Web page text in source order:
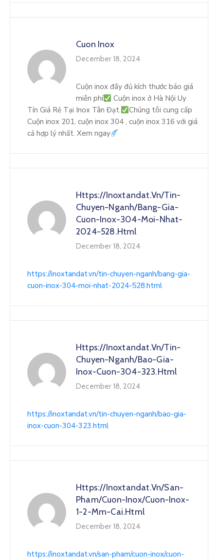
Cuon Inox
December 18, 2024
Cuộn inox đầy đủ kích thước báo giá
miễn phí
Cuộn inox ở Hà Nội Uy
Tín Giá Rẻ Tại Inox Tân Đạt.
Chúng tôi cung cấp
Cuộn inox 201, cuộn inox 304 , cuộn inox 316 với giá
cả hợp lý nhất. Xem ngay
Https://inoxtandat.vn/tin-
Chuyen-Nganh/bang-Gia-
Cuon-Inox-304-Moi-Nhat-
2024-528.html
December 18, 2024
https://inoxtandat.vn/tin-chuyen-nganh/bang-gia-
cuon-inox-304-moi-nhat-2024-528.html
Https://inoxtandat.vn/tin-
Chuyen-Nganh/bao-Gia-
Inox-Cuon-304-323.html
December 18, 2024
https://inoxtandat.vn/tin-chuyen-nganh/bao-gia-
inox-cuon-304-323.html
Https://inoxtandat.vn/san-
Pham/cuon-Inox/cuon-Inox-
1-2-Mm-Cai.html
December 18, 2024
https://inoxtandat.vn/san-pham/cuon-inox/cuon-